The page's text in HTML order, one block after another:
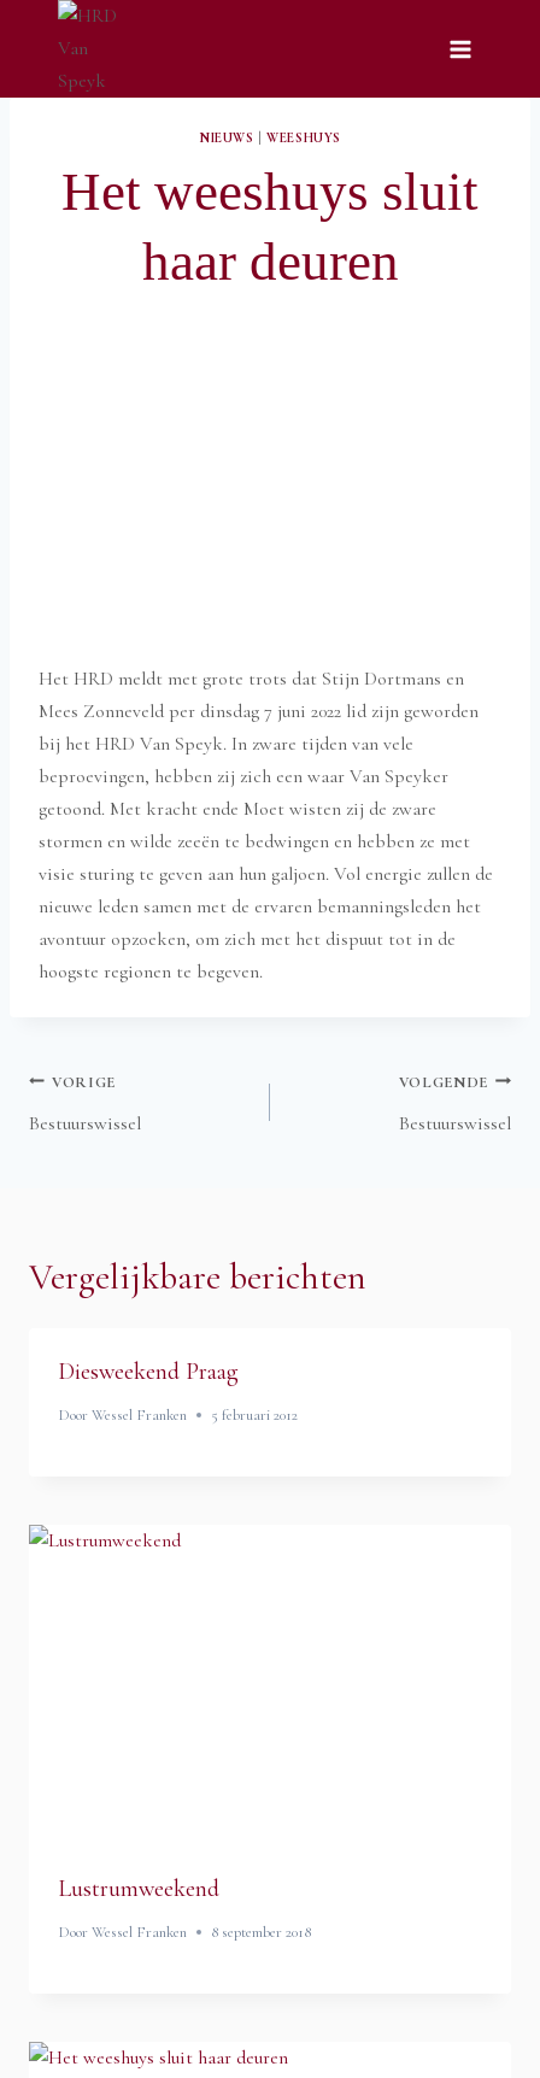
Doorgaan
NIEUWS |WEESHUYS
Het weeshuys sluit
haar deuren
Het HRD meldt met grote trots dat Stijn Dortmans en
Mees Zonneveld per dinsdag 7 juni 2022 lid zijn geworden
bij het HRD Van Speyk. In zware tijden van vele
beproevingen, hebben zij zich een waar Van Speyker
getoond. Met kracht ende Moet wisten zij de zware
stormen en wilde zeeën te bedwingen en hebben ze met
visie sturing te geven aan hun galjoen. Vol energie zullen de
nieuwe leden samen met de ervaren bemanningsleden het
avontuur opzoeken, om zich met het dispuut tot in de
hoogste regionen te begeven.
Bericht
navigatie
VORIGE
Bestuurswissel
VOLGENDE
Bestuurswissel
Vergelijkbare berichten
Diesweekend Praag
DoorWessel Franken 5 februari 2012
Lustrumweekend
DoorWessel Franken 8 september 2018